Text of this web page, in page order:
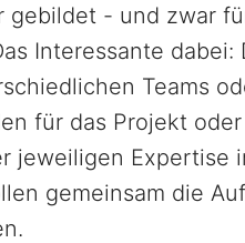
gebildet - und zwar
Interessante dabei:
Teams
für das Projekt
jeweiligen Expertise
gemeinsam die